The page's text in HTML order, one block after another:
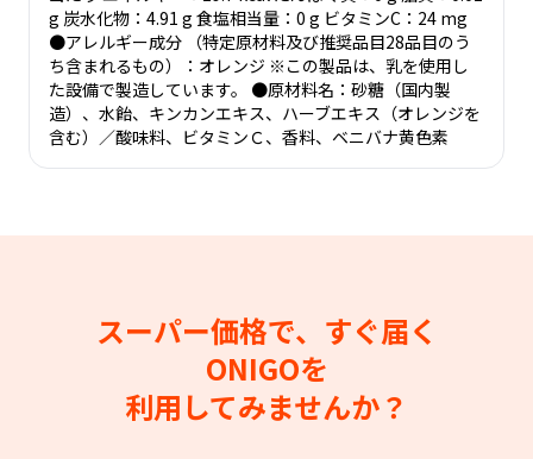
g 炭水化物：4.91 g 食塩相当量：0 g ビタミンC：24 mg
●アレルギー成分 （特定原材料及び推奨品目28品目のう
ち含まれるもの）：オレンジ ※この製品は、乳を使用し
た設備で製造しています。 ●原材料名：砂糖（国内製
造）、水飴、キンカンエキス、ハーブエキス（オレンジを
含む）／酸味料、ビタミンＣ、香料、ベニバナ黄色素
スーパー価格で、すぐ届く
ONIGOを
利用してみませんか？